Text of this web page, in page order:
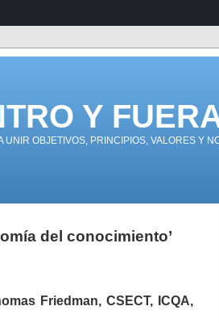
Y
UNIR OBJETIVOS, PRINCIPIOS, VALORES Y
del conocimiento’
Friedman, CSECT, ICQA,